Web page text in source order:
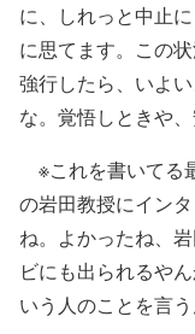
に、しれっと中止
に思てます。この
強行したら、いよ
な。覚悟しときや、
※これを書いてる
の岩田教授にイン
ね。よかったね、
ビにも出られるや
いう人のことを言う